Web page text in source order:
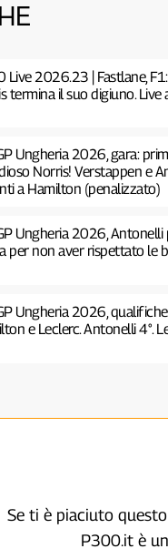
Live 2026.23 | Fastlane,
termina il suo digiuno.
Ungheria 2026, gara:
Norris! Verstappen e
a Hamilton (penalizzato)
Ungheria 2026,
per non aver rispettato le
Ungheria 2026,
e Leclerc. Antonelli 4°.
Se ti è piaciuto
P300.it è